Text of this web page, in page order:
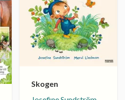
Skogen